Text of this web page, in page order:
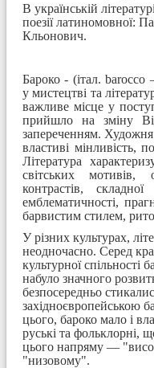
В українській
поезії латиномовної:
Кльонович.
Бароко - (італ.
у мистецтві та
важливе місце у
прийшло на зміну
запереченням.
властиві мінливість,
Література
світських мотивів,
контрастів,
емблематичності,
барвистим стилем,
У різних культурах,
неодночасно. Серед
культурної спільності
набуло значного
безпосередньо
західноєвропейською
цього, бароко мало і
руські та фольклорні,
цього напряму —
"низовому".